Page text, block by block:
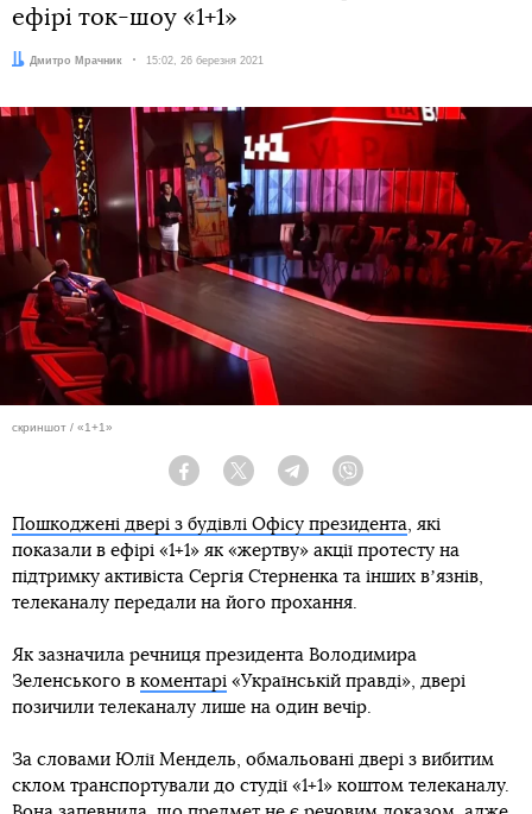
ефірі ток-шоу «1+1»
Автор:
Дмитро Мрачник Дата:
15:02, 26 березня 2021
скриншот / «1+1»
Facebook Twitter Telegram
Пошкоджені двері з будівлі Офісу президента , які
показали в ефірі «1+1» як «жертву» акції протесту на
підтримку активіста Сергія Стерненка та інших вʼязнів,
телеканалу передали на його прохання.
Як зазначила речниця президента Володимира
Зеленського в коментарі «Українській правді», двері
позичили телеканалу лише на один вечір.
За словами Юлії Мендель, обмальовані двері з вибитим
склом транспортували до студії «1+1» коштом телеканалу.